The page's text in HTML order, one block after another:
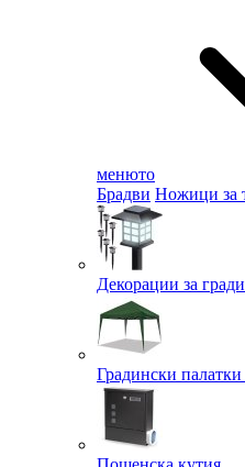
менюто
Брадви Ножици за
Декорации за
Градински палатки